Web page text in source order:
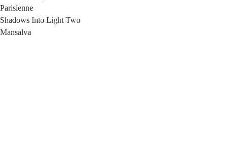
Parisienne
Shadows Into Light Two
Mansalva